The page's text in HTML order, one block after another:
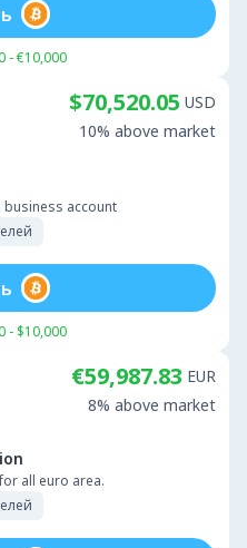
- €10,000
business account
$70,520.05 USD
10% above market
- $10,000
all euro area.
€59,987.83 EUR
8% above market